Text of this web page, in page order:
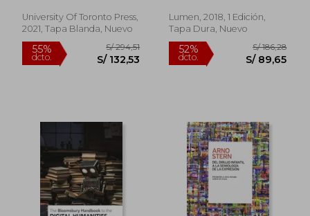
University Of Toronto Press,
2021, Tapa Blanda, Nuevo
Lumen, 2018, 1 Edición,
Tapa Dura, Nuevo